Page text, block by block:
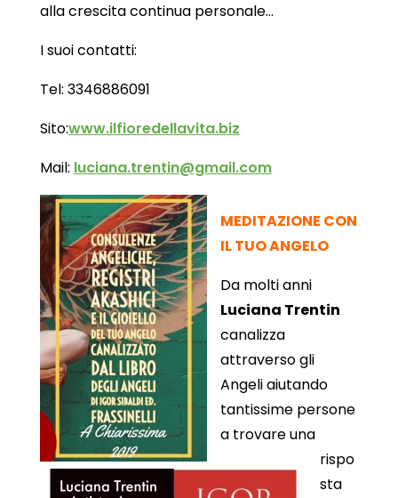
alla crescita continua personale…
I suoi contatti:
Tel: 3346886091
Sito:www.ilfioredellavita.biz
Mail: luciana.trentin@gmail.com
MEDITAZIONE CON
IL TUO ANGELO
Da molti anni
Luciana Trentin
canalizza
attraverso gli
Angeli aiutando
tantissime persone
a trovare una
rispo
sta